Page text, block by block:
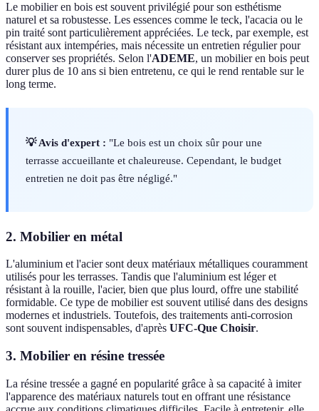
Le mobilier en bois est souvent privilégié pour son esthétisme
naturel et sa robustesse. Les essences comme le teck, l'acacia ou le
pin traité sont particulièrement appréciées. Le teck, par exemple, est
résistant aux intempéries, mais nécessite un entretien régulier pour
conserver ses propriétés. Selon l'ADEME, un mobilier en bois peut
durer plus de 10 ans si bien entretenu, ce qui le rend rentable sur le
long terme.
💡 Avis d'expert : "Le bois est un choix sûr pour une
terrasse accueillante et chaleureuse. Cependant, le budget
entretien ne doit pas être négligé."
2. Mobilier en métal
L'aluminium et l'acier sont deux matériaux métalliques couramment
utilisés pour les terrasses. Tandis que l'aluminium est léger et
résistant à la rouille, l'acier, bien que plus lourd, offre une stabilité
formidable. Ce type de mobilier est souvent utilisé dans des designs
modernes et industriels. Toutefois, des traitements anti-corrosion
sont souvent indispensables, d'après UFC-Que Choisir.
3. Mobilier en résine tressée
La résine tressée a gagné en popularité grâce à sa capacité à imiter
l'apparence des matériaux naturels tout en offrant une résistance